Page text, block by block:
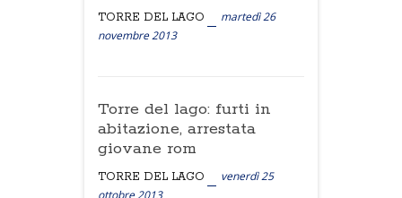
TORRE DEL LAGO
martedì 26
novembre 2013
Torre del lago: furti in
abitazione, arrestata
giovane rom
TORRE DEL LAGO
venerdì 25
ottobre 2013